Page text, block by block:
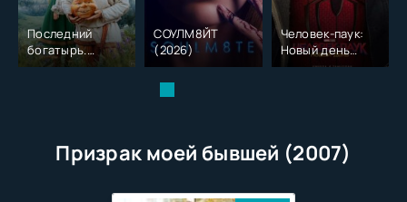
Последний
богатырь.
Колобок (2026)
СОУЛМ8ЙТ
(2026)
Человек-паук:
Новый день
(2026)
Призрак моей бывшей (2007)